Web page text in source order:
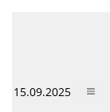
15.09.2025